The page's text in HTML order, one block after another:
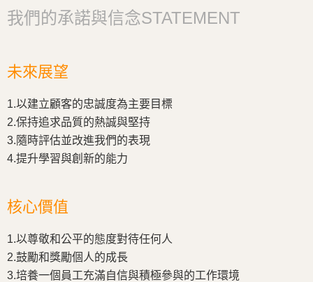
我們的承諾與信念STATEMENT
未來展望
1.以建立顧客的忠誠度為主要目標
2.保持追求品質的熱誠與堅持
3.隨時評估並改進我們的表現
4.提升學習與創新的能力
核心價值
1.以尊敬和公平的態度對待任何人
2.鼓勵和獎勵個人的成長
3.培養一個員工充滿自信與積極參與的工作環境